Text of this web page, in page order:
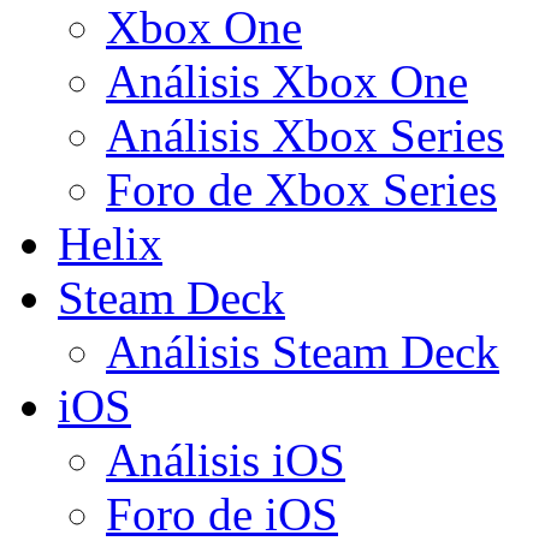
Xbox One
Análisis Xbox One
Análisis Xbox Series
Foro de Xbox Series
Helix
Steam Deck
Análisis Steam Deck
iOS
Análisis iOS
Foro de iOS